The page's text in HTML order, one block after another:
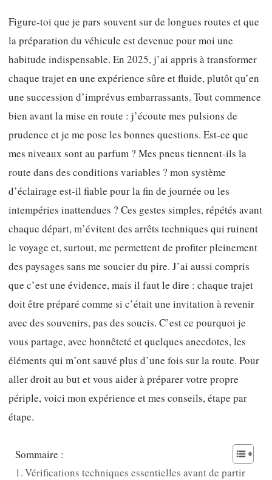
Figure-toi que je pars souvent sur de longues routes et que
la préparation du véhicule est devenue pour moi une
habitude indispensable. En 2025, j’ai appris à transformer
chaque trajet en une expérience sûre et fluide, plutôt qu’en
une succession d’imprévus embarrassants. Tout commence
bien avant la mise en route : j’écoute mes pulsions de
prudence et je me pose les bonnes questions. Est-ce que
mes niveaux sont au parfum ? Mes pneus tiennent-ils la
route dans des conditions variables ? mon système
d’éclairage est-il fiable pour la fin de journée ou les
intempéries inattendues ? Ces gestes simples, répétés avant
chaque départ, m’évitent des arrêts techniques qui ruinent
le voyage et, surtout, me permettent de profiter pleinement
des paysages sans me soucier du pire. J’ai aussi compris
que c’est une évidence, mais il faut le dire : chaque trajet
doit être préparé comme si c’était une invitation à revenir
avec des souvenirs, pas des soucis. C’est ce pourquoi je
vous partage, avec honnêteté et quelques anecdotes, les
éléments qui m’ont sauvé plus d’une fois sur la route. Pour
aller droit au but et vous aider à préparer votre propre
périple, voici mon expérience et mes conseils, étape par
étape.
Sommaire :
Vérifications techniques essentielles avant de partir